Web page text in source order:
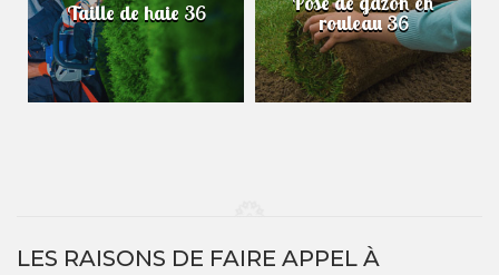
Taille de haie 36 rouleau 36
LES RAISONS DE FAIRE APPEL À